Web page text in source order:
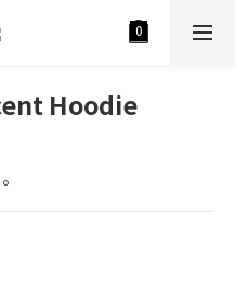
Hoodie